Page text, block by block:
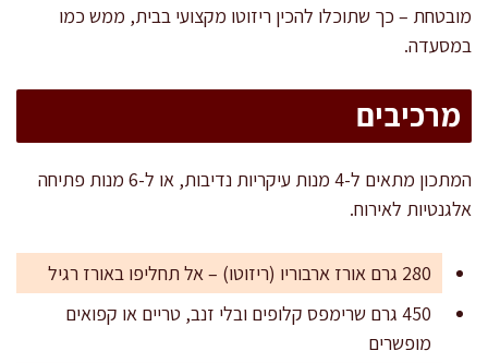
מובטחת – כך שתוכלו להכין ריזוטו מקצועי בבית, ממש כמו
במסעדה.
מרכיבים
המתכון מתאים ל-4 מנות עיקריות נדיבות, או ל-6 מנות פתיחה
אלגנטיות לאירוח.
280 גרם אורז ארבוריו (ריזוטו) – אל תחליפו באורז רגיל
450 גרם שרימפס קלופים ובלי זנב, טריים או קפואים
מופשרים